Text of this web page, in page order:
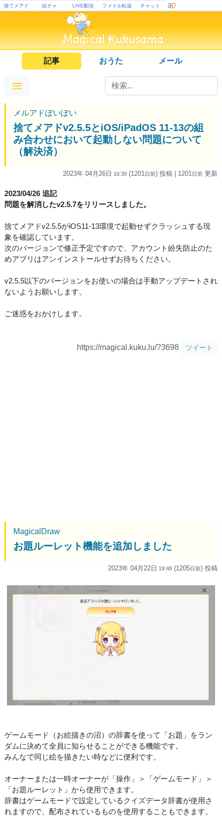
捨てメアド 絵チャ LIVE配信 ファイル転送 チャット
記事 おうた メール
メルアドぽいぽい
捨てメアドv2.5.5とiOS/iPadOS 11-13の組
み合わせにおいて起動しない問題について
（解決済）
2023年 04月26日 16:30 (1201 日前) 投稿 | 1201 日前 更新
2023/04/26 追記
問題を解消したv2.5.7をリリースしました。
捨てメアドv2.5.5がiOS11-13環境で起動せずクラッシュする現
象を確認しています。
次のバージョンで修正予定ですので、アカウント紛失防止のた
めアプリはアンインストールせずお待ちください。
v2.5.5以下のバージョンをお使いの場合は手動アップデートされ
ないようお願いします。
ご迷惑をおかけします。
https://magical.kuku.lu/?3698 ツイート
MagicalDraw
お題ルーレット機能を追加しました
2023年 04月22日 19:48 (1205日前) 投稿
ゲームモード（お絵描きの沼）の辞書を使って「お題」をラン
ダムに決めて全員に知らせることができる機能です。
みんなで同じ絵を描きたい時などに便利です。
オーナーまたは一時オーナーが「操作」＞「ゲームモード」＞
「お題ルーレット」から使用できます。
辞書はゲームモードで設定しているクイズデータ辞書が使用さ
れますので、配布されているものを使用することもできます。